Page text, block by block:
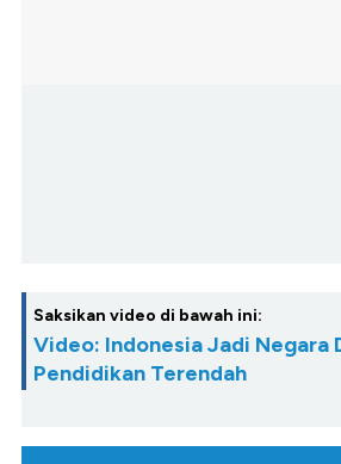
Saksikan video di bawah ini:
Video: Indonesia Jadi Negara
Pendidikan Terendah